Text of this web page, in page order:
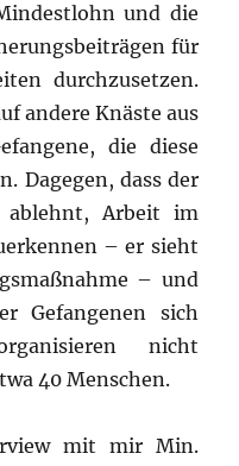
und die
für
durchzusetzen.
andere Knäste aus
die diese
Dagegen, dass der
ablehnt, Arbeit im
– er sieht
– und
Gefangenen sich
nicht
40 Menschen.
mit mir Min.